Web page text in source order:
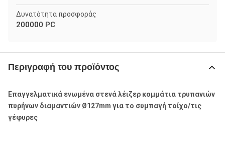
Δυνατότητα προσφοράς
200000 PC
Περιγραφή του προϊόντος
Επαγγελματικά ενωμένα στενά λέιζερ κομμάτια τρυπανιών
πυρήνων διαμαντιών Ø127mm για το συμπαγή τοίχο/τις
γέφυρες